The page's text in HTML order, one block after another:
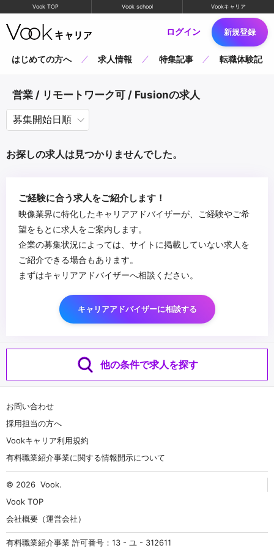
Vook TOP Vook school Vookキャリア
ログイン 新規登録
はじめての方へ 求人情報 特集記事 転職体験記
営業 / リモートワーク可 / Fusionの求人
お探しの求人は見つかりませんでした。
ご経験に合う求人をご紹介します！
映像業界に特化したキャリアアドバイザーが、ご経験やご希
望をもとに求人をご案内します。
企業の募集状況によっては、サイトに掲載していない求人を
ご紹介できる場合もあります。
まずはキャリアアドバイザーへ相談ください。
キャリアアドバイザーに相談する
他の条件で求人を探す
お問い合わせ
採用担当の方へ
Vookキャリア利用規約
有料職業紹介事業に関する情報開示について
© 2026 Vook.
Vook TOP
会社概要（運営会社）
有料職業紹介事業 許可番号：13 - ユ - 312611